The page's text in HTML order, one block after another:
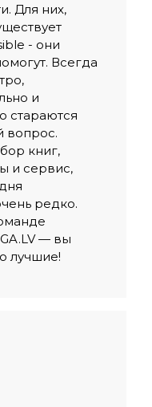
Для них,
- они
Всегда
и
стараются
вопрос.
книг,
и сервис,
редко.
— вы
лучшие!